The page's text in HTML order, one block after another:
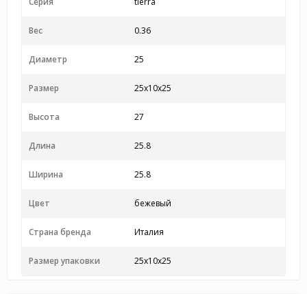
Вес 0.36
Диаметр 25
Размер 25x10x25
Высота 27
Длина 25.8
Ширина 25.8
Цвет бежевый
Страна бренда Италия
Размер упаковки 25x10x25